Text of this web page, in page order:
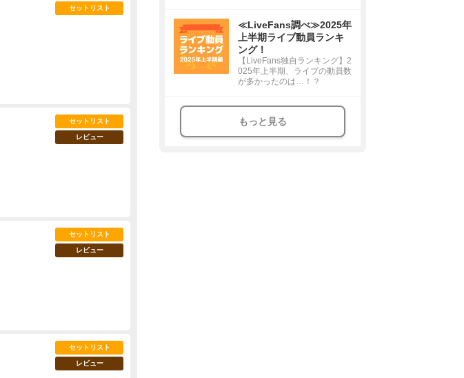
セットリスト
セットリスト
レビュー
セットリスト
レビュー
セットリスト
レビュー
≪LiveFans調べ≫2025年
上半期ライブ動員ランキ
ング！
【LiveFans独自ランキング】2
025年上半期、ライブの動員数
が多かったのは…！？
もっと見る